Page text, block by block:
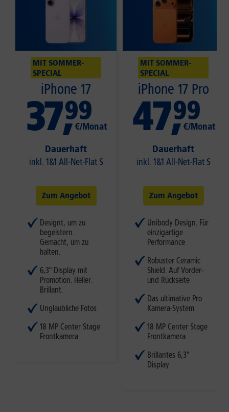
MIT SOMMER-
SPECIAL
iPhone 17
37,99
€/Monat
Dauerhaft
inkl. 1&1 All-Net-Flat S
Zum Angebot
Designt, um zu
begeistern.
Gemacht, um zu
halten.
6,3" Display mit
Promotion. Heller.
Brillant.
Unglaubliche Fotos
18 MP Center Stage
Frontkamera
MIT SOMMER-
SPECIAL
iPhone 17 Pro
47,99
€/Monat
Dauerhaft
inkl. 1&1 All-Net-Flat S
Zum Angebot
Unibody Design. Für
einzigartige
Performance
Robuster Ceramic
Shield. Auf Vorder-
und Rückseite
Das ultimative Pro
Kamera-System
18 MP Center Stage
Frontkamera
Brillantes 6,3"
Display